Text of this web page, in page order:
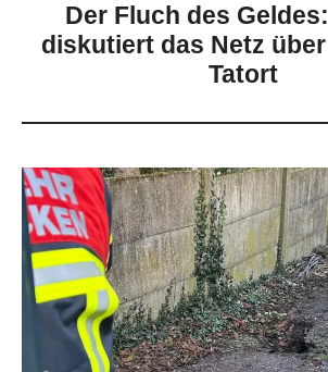
Der Fluch des
diskutiert das Netz
Tatort